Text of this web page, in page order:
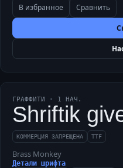
В избранное Сравнить
ГРАФФИТИ · 1 НАЧ.
Shriftik
КОММЕРЦИЯ ЗАПРЕЩЕНА TTF
Brass Monkey
Детали шрифта